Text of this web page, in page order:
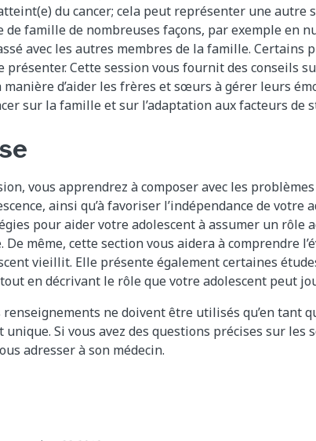
du cancer; cela peut représenter une autre
famille de nombreuses façons, par exemple en
avec les autres membres de la famille. Certains
présenter. Cette session vous fournit des conseils
manière d’aider les frères et sœurs à gérer leurs
sur la famille et sur l’adaptation aux facteurs de
vous apprendrez à composer avec les
ainsi qu’à favoriser l’indépendance de votre
pour aider votre adolescent à assumer un rôle
De même, cette section vous aidera à comprendre
vieillit. Elle présente également certaines
en décrivant le rôle que votre adolescent peut
renseignements ne doivent être utilisés qu’en tant
unique. Si vous avez des questions précises sur les
adresser à son médecin.